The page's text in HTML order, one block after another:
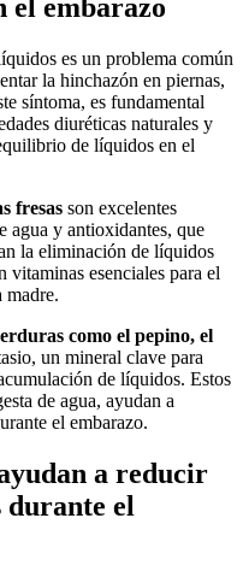
el embarazo
es un problema común
la hinchazón en piernas,
síntoma, es fundamental
diuréticas naturales y
de líquidos en el
fresas son excelentes
agua y antioxidantes, que
la eliminación de líquidos
vitaminas esenciales para el
madre.
como el pepino, el
un mineral clave para
de líquidos. Estos
de agua, ayudan a
el embarazo.
a reducir
el